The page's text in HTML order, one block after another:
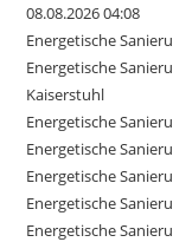
08.08.2026 04:08
Energetische
Energetische
Kaiserstuhl
Energetische
Energetische
Energetische
Energetische
Energetische